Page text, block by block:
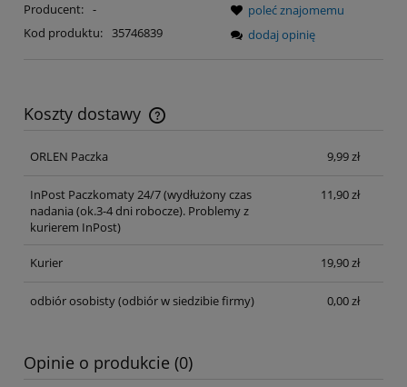
Producent: -
Kod produktu: 35746839
poleć znajomemu
dodaj opinię
Koszty dostawy
Cena nie zawiera ewentualnych kosztów płatności
ORLEN Paczka
9,99 zł
InPost Paczkomaty 24/7(wydłużony czas
nadania (ok.3-4 dni robocze). Problemy z
kurierem InPost)
11,90 zł
Kurier 19,90 zł
odbiór osobisty(odbiór w siedzibie firmy) 0,00 zł
Opinie o produkcie (0)